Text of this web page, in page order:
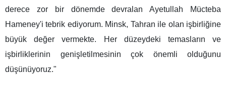
derece zor bir dönemde devralan Ayetullah Mücteba
Hameney'i tebrik ediyorum. Minsk, Tahran ile olan işbirliğine
büyük değer vermekte. Her düzeydeki temasların ve
işbirliklerinin genişletilmesinin çok önemli olduğunu
düşünüyoruz."